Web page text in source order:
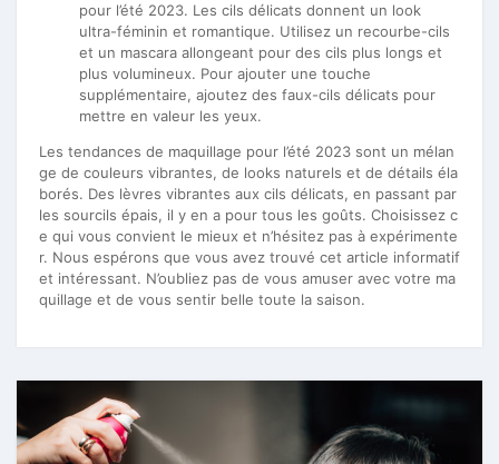
pour l’été 2023. Les cils délicats donnent un look
ultra-féminin et romantique. Utilisez un recourbe-cils
et un mascara allongeant pour des cils plus longs et
plus volumineux. Pour ajouter une touche
supplémentaire, ajoutez des faux-cils délicats pour
mettre en valeur les yeux.
Les tendances de maquillage pour l’été 2023 sont un mélan
ge de couleurs vibrantes, de looks naturels et de détails éla
borés. Des lèvres vibrantes aux cils délicats, en passant par
les sourcils épais, il y en a pour tous les goûts. Choisissez c
e qui vous convient le mieux et n’hésitez pas à expérimente
r. Nous espérons que vous avez trouvé cet article informatif
et intéressant. N’oubliez pas de vous amuser avec votre ma
quillage et de vous sentir belle toute la saison.